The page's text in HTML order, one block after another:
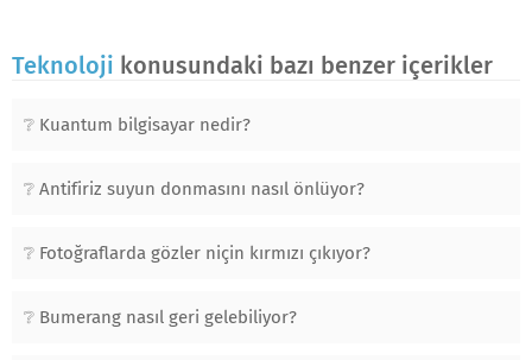
Teknoloji konusundaki bazı benzer içerikler
Kuantum bilgisayar nedir?
Antifiriz suyun donmasını nasıl önlüyor?
Fotoğraflarda gözler niçin kırmızı çıkıyor?
Bumerang nasıl geri gelebiliyor?